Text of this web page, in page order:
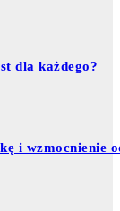
dla każdego?
i wzmocnienie